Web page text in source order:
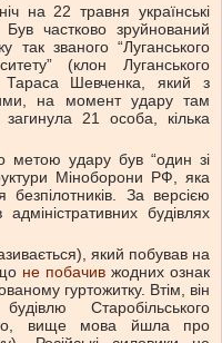
на 22 травня українські
частково зруйнований
так званого “Луганського
(клон Луганського
Тараса Шевченка, який з
на момент удару там
21 особа, кілька
метою удару був “один зі
Міноборони РФ, яка
безпілотників. За версією
будівлях
який побував на
не побачивжодних ознак
гуртожитку. Втім, він
Старобільського
вище мова йшла про